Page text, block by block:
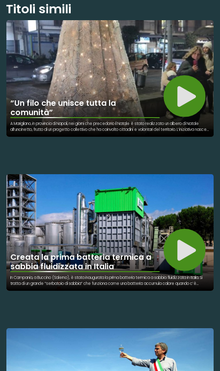
Titoli simili
“Un filo che unisce tutta la
comunità”
A Marigliano, in provincia di Napoli, nei giorni che precedono il Natale è stato realizzato un albero di Natale
all’uncinetto, frutto di un progetto collettivo che ha coinvolto cittadini e volontari del territorio. L’iniziativa nasce
generazioni e la condivisione di competenze. Esperienze simili sono presenti anche in altre città italiane,
dove l’utilizzo di tecniche artigianali viene spesso impiegato come strumento di aggregazione sociale e
valorizzazione del territorio. L’albero di Natale all’uncinetto realizzato a Marigliano si configura quindi come
un’iniziativa che unisce dimensione culturale e sociale, contribuendo a rafforzare i legami all’interno della
comunità durante il periodo natalizio. A promuovere l’iniziativa è stato il circolo PER Marigliano, su proposta di
Brigida La Marca, appassionata della nobile arte dell’uncinetto e che ha ideato il percorso artigianale, nato dal
desiderio di valorizzare il senso di appartenenza e di comunità.
Creata la prima batteria termica a
sabbia fluidizzata in Italia
In Campania, a Buccino (Salerno), è stata inaugurata la prima batteria termica a sabbia fluidizzata in Italia. Si
tratta di un grande “serbatoio di sabbia” che funziona come una batteria: accumula calore quando c’è
più di 500 tonnellate l’anno. Il progetto mostra che la tecnologia per sostituire i combustibili fossili esiste già ed